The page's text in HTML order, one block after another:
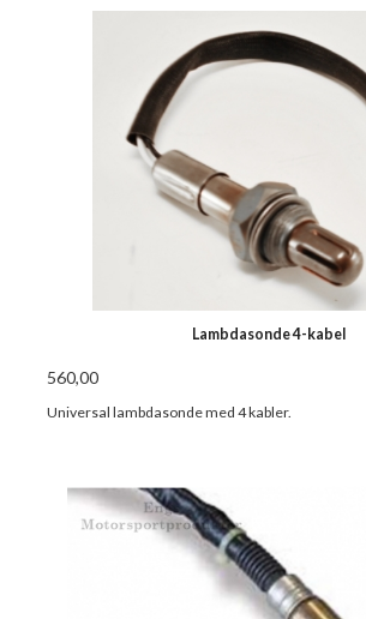
Lambdasonde 4-kabel
560,00
Universal lambdasonde med 4 kabler.